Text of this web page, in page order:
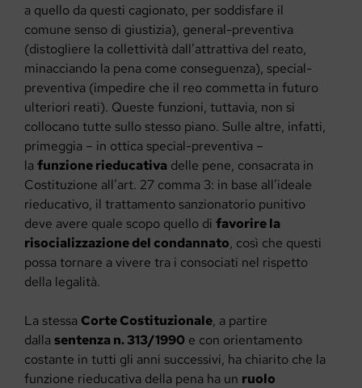
a quello da questi cagionato, per soddisfare il
comune senso di giustizia), general-preventiva
(distogliere la collettività dall’attrattiva del reato,
minacciando la pena come conseguenza), special-
preventiva (impedire che il reo commetta in futuro
ulteriori reati). Queste funzioni, tuttavia, non si
collocano tutte sullo stesso piano. Sulle altre, infatti,
primeggia – in ottica special-preventiva –
la funzione rieducativa delle pene, consacrata in
Costituzione all’art. 27 comma 3: in base all’ideale
rieducativo, il trattamento sanzionatorio punitivo
deve avere quale scopo quello di favorire la
risocializzazione del condannato, così che questi
possa tornare a vivere tra i consociati nel rispetto
della legalità.
La stessa Corte Costituzionale, a partire
dalla sentenza n. 313/1990 e con orientamento
costante in tutti gli anni successivi, ha chiarito che la
funzione rieducativa della pena ha un ruolo